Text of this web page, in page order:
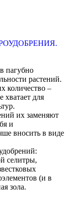
пагубно
растений.
количество –
хватает для
их заменяют
и
вносить в виде
селитры,
(и в
зола.